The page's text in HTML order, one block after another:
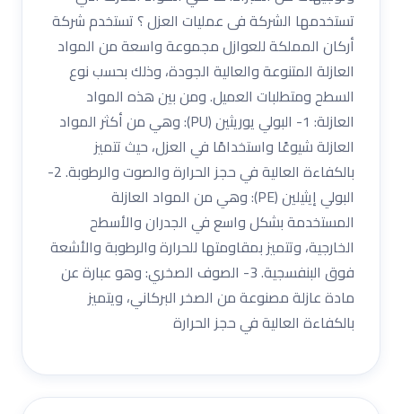
تستخدمها الشركة فى عمليات العزل ؟ تستخدم شركة
أركان المملكة للعوازل مجموعة واسعة من المواد
العازلة المتنوعة والعالية الجودة، وذلك بحسب نوع
السطح ومتطلبات العميل. ومن بين هذه المواد
العازلة: 1- البولي يوريثين (PU): وهي من أكثر المواد
العازلة شيوعًا واستخدامًا في العزل، حيث تتميز
بالكفاءة العالية في حجز الحرارة والصوت والرطوبة. 2-
البولي إيثيلين (PE): وهي من المواد العازلة
المستخدمة بشكل واسع في الجدران والأسطح
الخارجية، وتتميز بمقاومتها للحرارة والرطوبة والأشعة
فوق البنفسجية. 3- الصوف الصخري: وهو عبارة عن
مادة عازلة مصنوعة من الصخر البركاني، ويتميز
بالكفاءة العالية في حجز الحرارة